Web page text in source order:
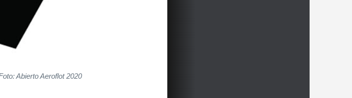
Abierto Aeroflot 2020